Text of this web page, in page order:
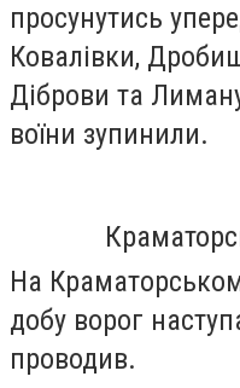
просунутись
Ковалівки,
Діброви та
воїни зупинили.
На
добу ворог
проводив.